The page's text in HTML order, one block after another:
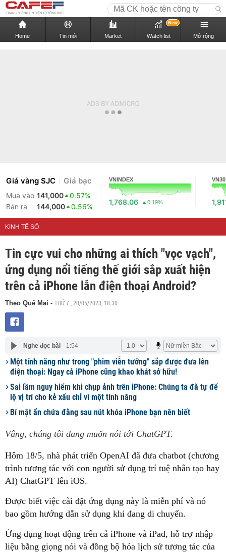
Home Tin mới Market Watch list
New
Mở rộng
Giá vàng SJC Giá bạc
Mua vào 141,000
0.57%
Bán ra
144,000 0.56%
VNINDEX
1,768.06 0.19%
VN30
KINH TẾ SỐ
Tin cực vui cho những ai thích "vọc vạch",
ứng dụng nổi tiếng thế giới sắp xuất hiện
trên cả iPhone lẫn điện thoại Android?
Theo Quế Mai - THỨ 7 , 20/05/2023, 18:30
Nghe đọc bài 1:54
Một tính năng như trong "phim viễn tưởng" sắp được đưa lên
điện thoại: Ngay cả iPhone cũng khao khát sở hữu!
Sai lầm nguy hiểm khi chụp ảnh trên iPhone: Chúng ta đã tự để
lộ vị trí cho kẻ xấu chỉ vì một tính năng
Bí mật ẩn chứa đằng sau nút khóa iPhone bạn nên biết
Vâng, chúng tôi đang muốn nói tới ChatGPT.
Hôm 18/5, nhà phát triển OpenAI đã đưa chatbot (chương
trình tương tác với con người sử dụng trí tuệ nhân tạo hay
AI) ChatGPT lên iOS.
Được biết việc cài đặt ứng dụng này là miễn phí và nó
bao gồm hướng dẫn sử dụng khi đang di chuyển.
Ứng dụng hoạt động trên cả iPhone và iPad, hỗ trợ nhập
liệu bằng giọng nói và đồng bộ hóa lịch sử tương tác của